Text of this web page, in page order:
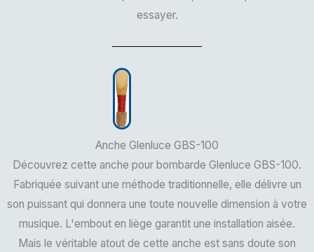
essayer.
Anche Glenluce GBS-100
Découvrez cette anche pour bombarde Glenluce GBS-100.
Fabriquée suivant une méthode traditionnelle, elle délivre un
son puissant qui donnera une toute nouvelle dimension à votre
musique. L'embout en liège garantit une installation aisée.
Mais le véritable atout de cette anche est sans doute son